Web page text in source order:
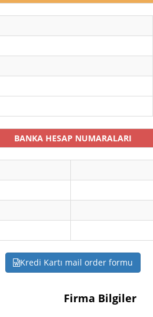
BANKA HESAP NUMARALARI
Kredi Kartı mail order formu
Firma Bilgiler